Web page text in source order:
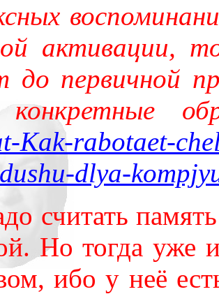
активации,
до первичной
конкретные
Kak-rabotaet-
dlya-
считать
Но тогда уже
ибо у неё